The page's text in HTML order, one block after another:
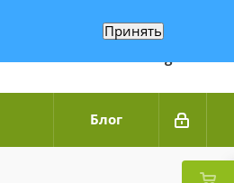
Связаться по WhatsApp
Блог
Принять